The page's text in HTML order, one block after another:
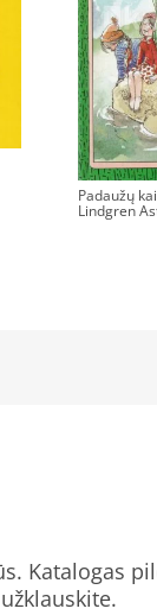
Padaužų
Lindgren
Katalogas